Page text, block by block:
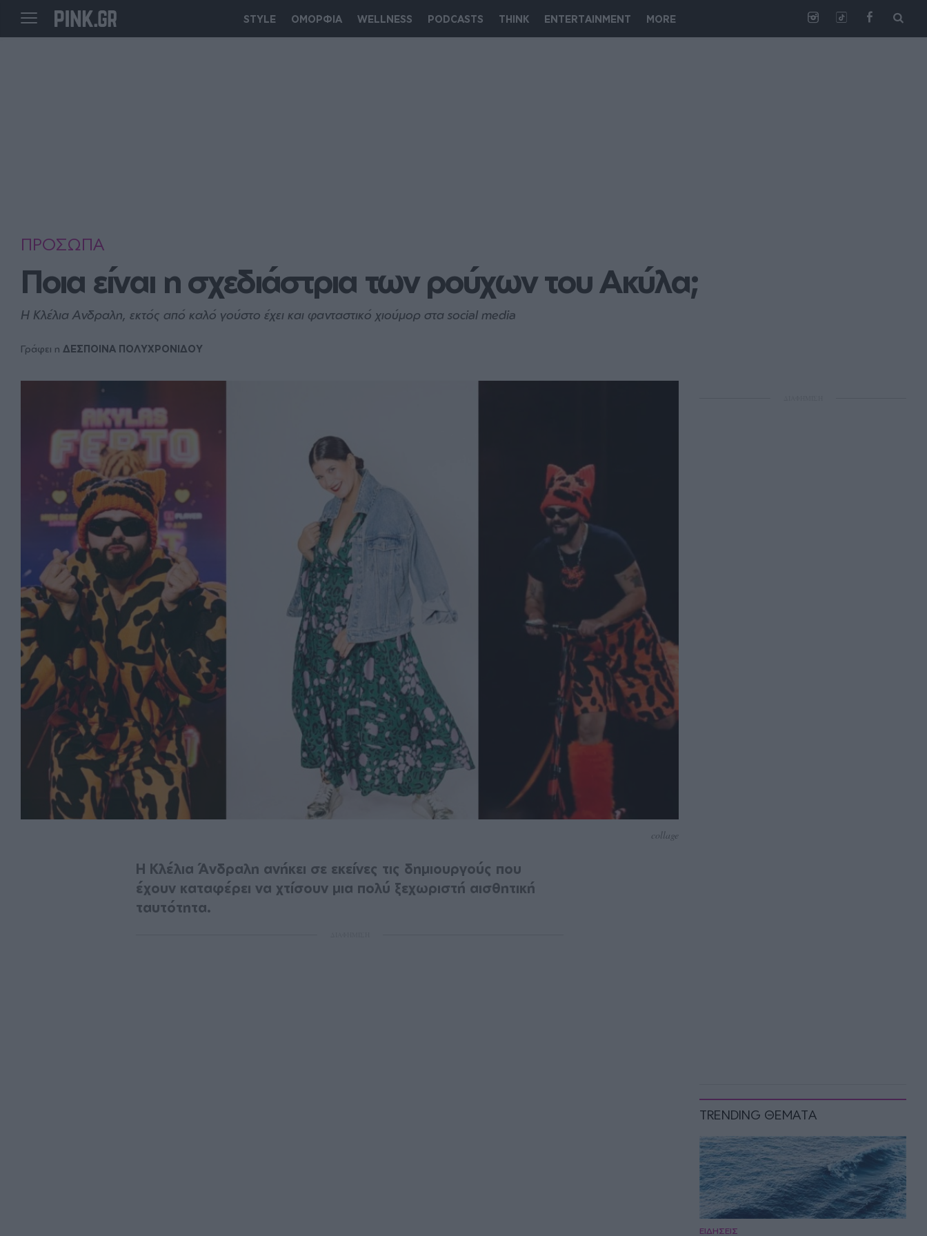
STYLE ΟΜΟΡΦΙΑ WELLNESS PODCASTS THINK ENTERTAINMENT MORE
ΠΡΟΣΩΠΑ
Ποια είναι η σχεδιάστρια των ρούχων του Aκύλα;
H Κλέλια Ανδραλη, εκτός από καλό γούστο έχει και φανταστικό χιούμορ στα social media
Γράφει η ΔΕΣΠΟΙΝΑ ΠΟΛΥΧΡΟΝΙΔΟΥ
TRENDING ΘΕΜΑΤΑ
ΕΙΔΗΣΕΙΣ
collage
Η Κλέλια Άνδραλη ανήκει σε εκείνες τις δημιουργούς που
έχουν καταφέρει να χτίσουν μια πολύ ξεχωριστή αισθητική
ταυτότητα.